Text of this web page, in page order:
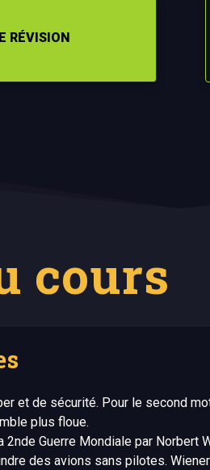
RÉVISION
cours
et de sécurité. Pour le second
plus floue.
Guerre Mondiale par Norbert
des avions sans pilotes.